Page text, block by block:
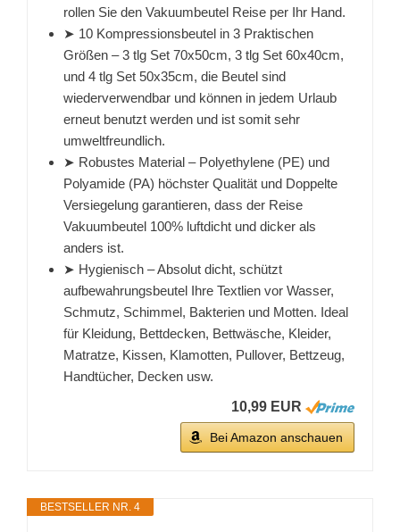
rollen Sie den Vakuumbeutel Reise per Ihr Hand.
➤ 10 Kompressionsbeutel in 3 Praktischen
Größen – 3 tlg Set 70x50cm, 3 tlg Set 60x40cm,
und 4 tlg Set 50x35cm, die Beutel sind
wiederverwendbar und können in jedem Urlaub
erneut benutzt werden und ist somit sehr
umweltfreundlich.
➤ Robustes Material – Polyethylene (PE) und
Polyamide (PA) höchster Qualität und Doppelte
Versiegelung garantieren, dass der Reise
Vakuumbeutel 100% luftdicht und dicker als
anders ist.
➤ Hygienisch – Absolut dicht, schützt
aufbewahrungsbeutel Ihre Textlien vor Wasser,
Schmutz, Schimmel, Bakterien und Motten. Ideal
für Kleidung, Bettdecken, Bettwäsche, Kleider,
Matratze, Kissen, Klamotten, Pullover, Bettzeug,
Handtücher, Decken usw.
10,99 EUR
Bei Amazon anschauen
BESTSELLER NR. 4